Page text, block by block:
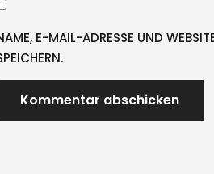
E-MAIL-ADRESSE UND